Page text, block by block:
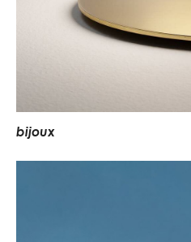
bijoux